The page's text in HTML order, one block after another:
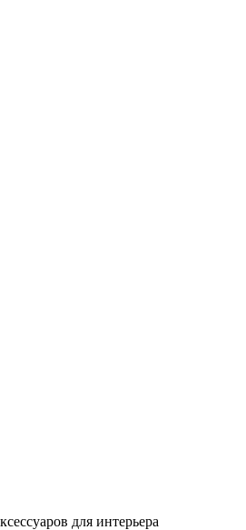
для интерьера